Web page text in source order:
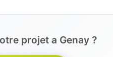
projet a Genay ?